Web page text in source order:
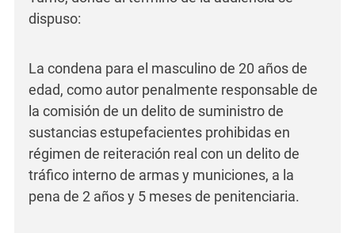
dispuso:
La condena para el masculino de 20 años de
edad, como autor penalmente responsable de
la comisión de un delito de suministro de
sustancias estupefacientes prohibidas en
régimen de reiteración real con un delito de
tráfico interno de armas y municiones, a la
pena de 2 años y 5 meses de penitenciaria.